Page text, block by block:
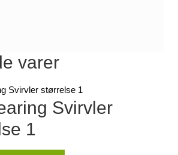
varer
Svirvler
1